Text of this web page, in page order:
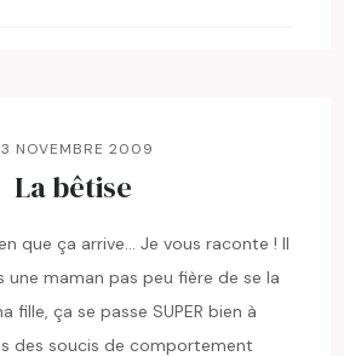
NOVEMBRE 2009
La bêtise
que ça arrive… Je vous raconte ! Il
maman pas peu fière de se la
fille, ça se passe SUPER bien à
des soucis de comportement